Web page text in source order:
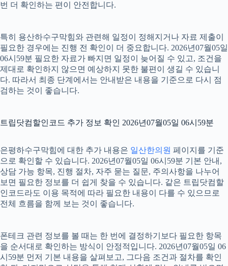
번 더 확인하는 편이 안전합니다.
특히 용산하수구막힘와 관련해 일정이 정해지거나 자료 제출이
필요한 경우에는 진행 전 확인이 더 중요합니다. 2026년07월05일
06시59분 필요한 자료가 빠지면 일정이 늦어질 수 있고, 조건을
제대로 확인하지 않으면 예상하지 못한 불편이 생길 수 있습니
다. 따라서 최종 단계에서는 안내받은 내용을 기준으로 다시 점
검하는 것이 좋습니다.
트립닷컴할인코드 추가 정보 확인 2026년07월05일 06시59분
은평하수구막힘에 대한 추가 내용은 일산한의원 페이지를 기준
으로 확인할 수 있습니다. 2026년07월05일 06시59분 기본 안내,
상담 가능 항목, 진행 절차, 자주 묻는 질문, 주의사항을 나누어
보면 필요한 정보를 더 쉽게 찾을 수 있습니다. 같은 트립닷컴할
인코드라도 이용 목적에 따라 필요한 내용이 다를 수 있으므로
전체 흐름을 함께 보는 것이 좋습니다.
폰테크 관련 정보를 볼 때는 한 번에 결정하기보다 필요한 항목
을 순서대로 확인하는 방식이 안정적입니다. 2026년07월05일 06
시59분 먼저 기본 내용을 살펴보고, 그다음 조건과 절차를 확인